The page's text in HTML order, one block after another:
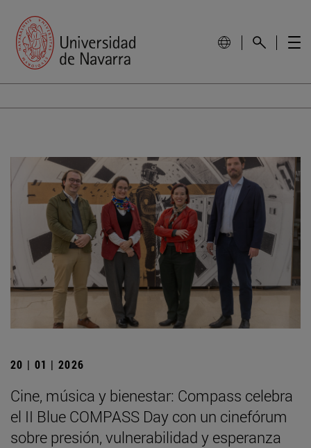
20 | 01 | 2026
Cine, música y bienestar: Compass celebra
el II Blue COMPASS Day con un cinefórum
sobre presión, vulnerabilidad y esperanza